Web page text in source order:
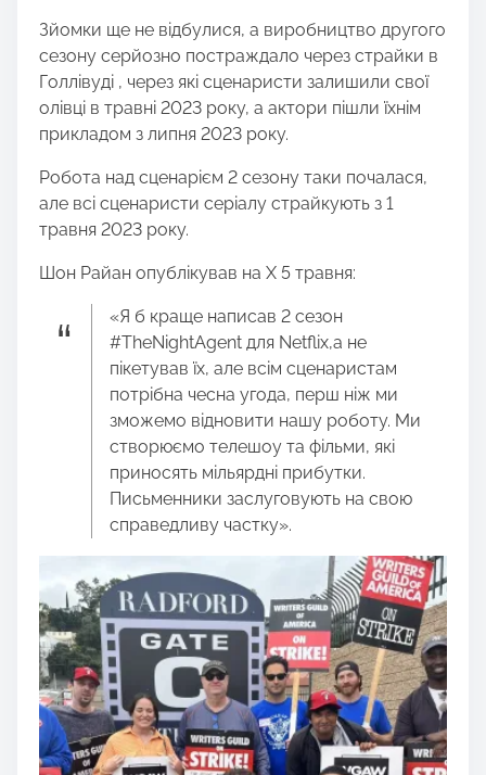
Зйомки ще не відбулися, а виробництво другого
сезону серйозно постраждало через страйки в
Голлівуді , через які сценаристи залишили свої
олівці в травні 2023 року, а актори пішли їхнім
прикладом з липня 2023 року.
Робота над сценарієм 2 сезону таки почалася,
але всі сценаристи серіалу страйкують з 1
травня 2023 року.
Шон Райан опублікував на X 5 травня:
«Я б краще написав 2 сезон
#TheNightAgent для Netflix,а не
пікетував їх, але всім сценаристам
потрібна чесна угода, перш ніж ми
зможемо відновити нашу роботу. Ми
створюємо телешоу та фільми, які
приносять мільярдні прибутки.
Письменники заслуговують на свою
справедливу частку».